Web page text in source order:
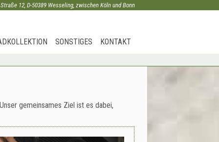
12, D-50389 Wesseling, zwischen Köln und Bonn
SONSTIGES KONTAKT
gemeinsames Ziel ist es dabei,